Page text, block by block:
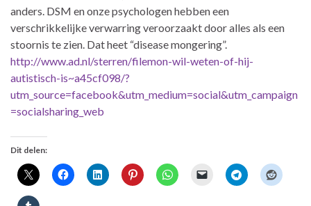
anders. DSM en onze psychologen hebben een
verschrikkelijke verwarring veroorzaakt door alles als een
stoornis te zien. Dat heet “disease mongering”.
http://www.ad.nl/sterren/filemon-wil-weten-of-hij-
autistisch-is~a45cf098/?
utm_source=facebook&utm_medium=social&utm_campaign
=socialsharing_web
Dit delen: